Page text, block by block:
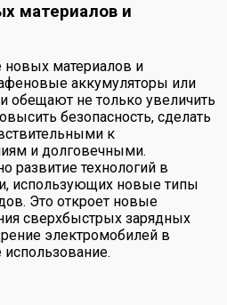
материалов и
новых материалов и
аккумуляторы или
обещают не только увеличить
безопасность, сделать
к
и долговечными.
развитие технологий в
использующих новые типы
Это откроет новые
сверхбыстрых зарядных
электромобилей в